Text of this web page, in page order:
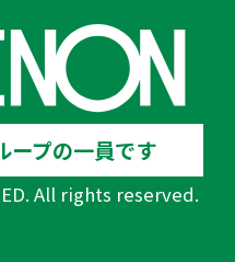
ープの一員です
All rights reserved.